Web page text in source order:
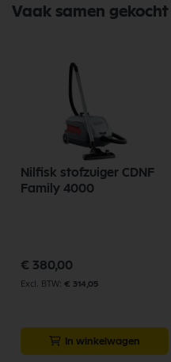
Vaak samen gekocht
Nilfisk stofzuiger CDNF
Family 4000
€ 380,00
€ 314,05
In winkelwagen